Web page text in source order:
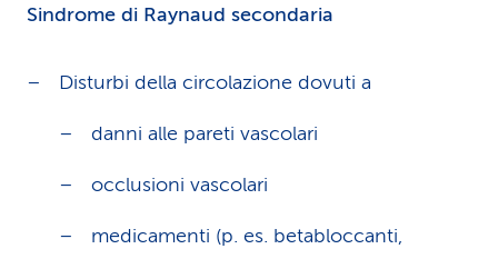
Sindrome di Raynaud secondaria
Disturbi della circolazione dovuti a
danni alle pareti vascolari
occlusioni vascolari
medicamenti (p. es. betabloccanti,